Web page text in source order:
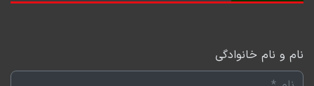
پرورش شرکت‌های خطرپذیر ایجاد شده و هم اکنون این
نام و نام خانوادگی